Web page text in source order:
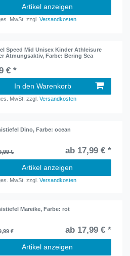
Artikel anzeigen
MwSt. zzgl.Versandkosten
Speed Mid Unisex Kinder Athleisure
Atmungsaktiv, Farbe: Bering Sea
€ *
In den Warenkorb
MwSt. zzgl.Versandkosten
Dino, Farbe: ocean
€ ab 17,99 € *
Artikel anzeigen
MwSt. zzgl.Versandkosten
Mareike, Farbe: rot
€ ab 17,99 € *
Artikel anzeigen